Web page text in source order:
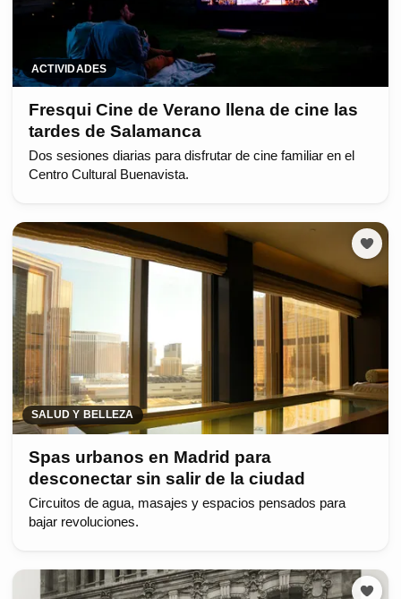
ACTIVIDADES
Fresqui Cine de Verano llena de cine las
tardes de Salamanca
Dos sesiones diarias para disfrutar de cine familiar en el
Centro Cultural Buenavista.
SALUD Y BELLEZA
Spas urbanos en Madrid para
desconectar sin salir de la ciudad
Circuitos de agua, masajes y espacios pensados para
bajar revoluciones.